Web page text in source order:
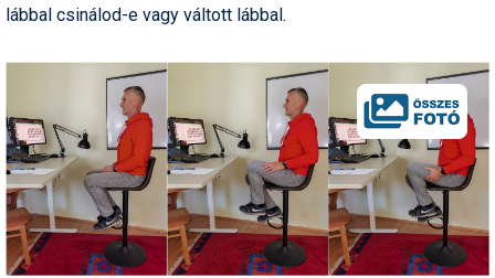
Magazinok
Munkavállalás
Olvasnivaló
Pályázatok
Portálinfo
lábbal csinálod-e vagy váltott lábbal.